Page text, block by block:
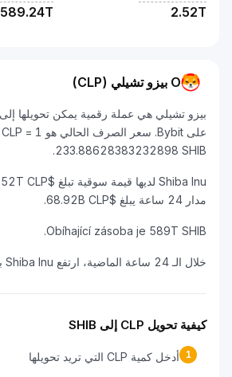
2.52T
589.24T
O بيزو تشيلي (CLP)
على Bybit. سعر الصرف الحالي هو 1 CLP =
233.88628383232898 SHIB.
مدار 24 ساعة يبلغ $68.92B CLP.
Obíhající zásoba je 589T SHIB.
خلال الـ 24 ساعة الماضية، ارتفع Shiba Inu بنسبة 5.35%.
كيفية تحويل CLP إلى SHIB
1 أدخل كمية CLP التي تريد تحويلها